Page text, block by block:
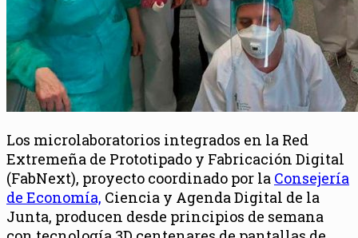
Los microlaboratorios integrados en la Red
Extremeña de Prototipado y Fabricación Digital
(FabNext), proyecto coordinado por la Consejería
de Economía, Ciencia y Agenda Digital de la
Junta, producen desde principios de semana